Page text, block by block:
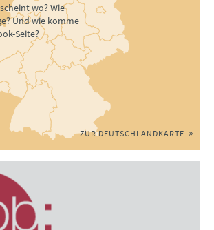
wo? Wie
Und wie komme
Seite?
ZUR DEUTSCHLANDKARTE